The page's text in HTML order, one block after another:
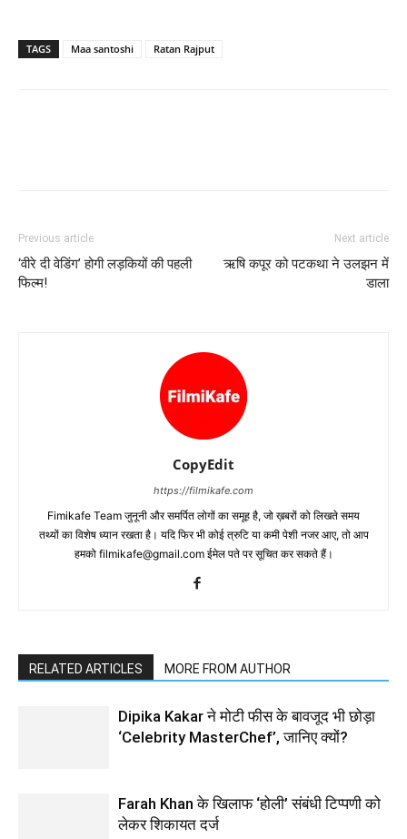
TAGS Maa santoshi Ratan Rajput
Previous article
‘वीरे दी वेडिंग’ होगी लड़कियों की पहली
फिल्‍म!
Next article
ऋषि कपूर को पटकथा ने उलझन में
डाला
CopyEdit
https://filmikafe.com
Fimikafe Team जुनूनी और समर्पित लोगों का समूह है, जो ख़बरों को लिखते समय
तथ्‍यों का विशेष ध्‍यान रखता है। यदि फिर भी कोई त्रुटि या कमी पेशी नजर आए, तो आप
हमको filmikafe@gmail.com ईमेल पते पर सूचित कर सकते हैं।
RELATED ARTICLES MORE FROM AUTHOR
Dipika Kakar ने मोटी फीस के बावजूद भी छोड़ा
‘Celebrity MasterChef’, जानिए क्यों?
Farah Khan के खिलाफ ‘होली’ संबंधी टिप्पणी को
लेकर शिकायत दर्ज